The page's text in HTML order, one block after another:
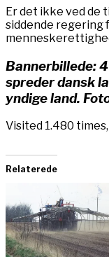
Er det ikke ved de
siddende regering
Bannerbillede:
spreder dansk
yndige land.
Visited 1.480
Relaterede